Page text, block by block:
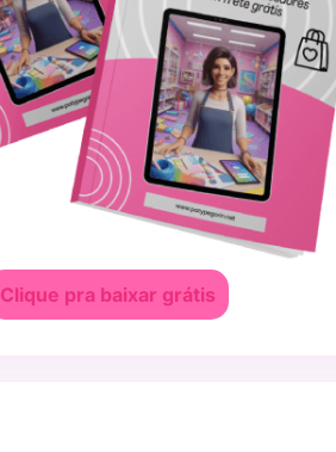
Clique pra baixar grátis